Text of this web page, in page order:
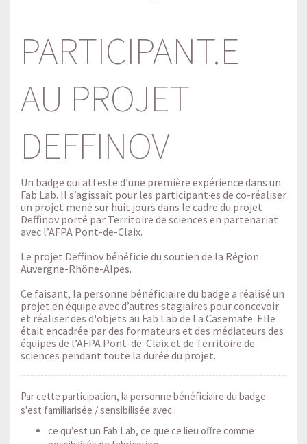
PARTICIPANT.E
AU PROJET
DEFFINOV
Un badge qui atteste d’une première expérience dans un
Fab Lab. Il s’agissait pour les participant·es de co-réaliser
un projet mené sur huit jours dans le cadre du projet
Deffinov porté par Territoire de sciences en partenariat
avec l’AFPA Pont-de-Claix.
Le projet Deffinov bénéficie du soutien de la Région
Auvergne-Rhône-Alpes.
Ce faisant, la personne bénéficiaire du badge a réalisé un
projet en équipe avec d’autres stagiaires pour concevoir
et réaliser des d'objets au Fab Lab de La Casemate. Elle
était encadrée par des formateurs et des médiateurs des
équipes de l’AFPA Pont-de-Claix et de Territoire de
Par cette participation, la personne bénéficiaire du badge
s'est familiarisée / sensibilisée avec :
ce qu’est un Fab Lab, ce que ce lieu offre comme